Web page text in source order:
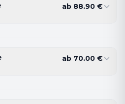
ab 88.90 €
ab 70.00 €